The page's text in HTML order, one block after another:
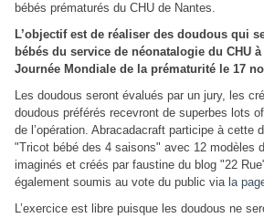
bébés prématurés du CHU de Nantes.
L’objectif est de réaliser des doudous qui
bébés du service de néonatalogie du CHU
Journée Mondiale de la prématurité le 17
Les doudous seront évalués par un jury, les
doudous préférés recevront de superbes lots
de l’opération. Abracadacraft participe à cette
"Tricot bébé des 4 saisons" avec 12 modèles
imaginés et créés par faustine du blog "22
également soumis au vote du public via l a
L’exercice est libre puisque les doudous ne